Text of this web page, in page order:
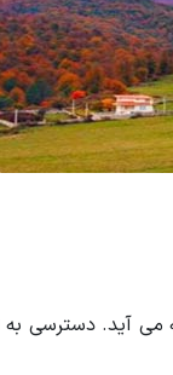
می آید. دسترسی